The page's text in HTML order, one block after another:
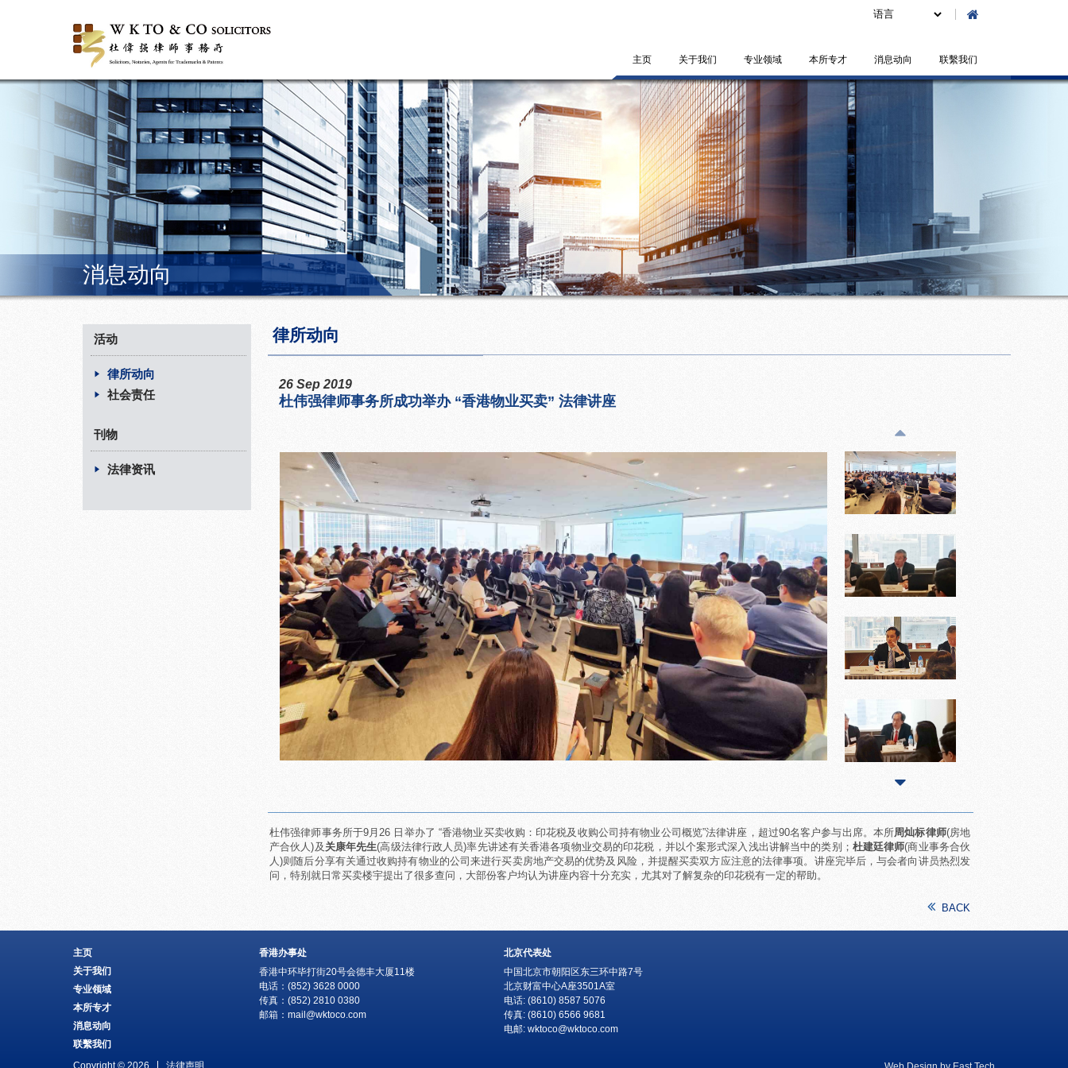
主页 关于我们 专业领域 本所专才 消息动向 联繫我们
消息动向
活动
律所动向
社会责任
刊物
法律资讯
律所动向
26 Sep 2019
杜伟强律师事务所成功举办 “香港物业买卖” 法律讲座
杜伟强律师事务所于9月26 日举办了 “香港物业买卖收购：印花税及收购公司持有物业公司概览”法律讲座，超过90名客户参与出席。本所周灿标律师(房地
产合伙人)及 关康年先生(高级法律行政人员)率先讲述有关香港各项物业交易的印花税，并以个案形式深入浅出讲解当中的类别； 杜建廷律师(商业事务合伙
人)则随后分享有关通过收购持有物业的公司来进行买卖房地产交易的优势及风险，并提醒买卖双方应注意的法律事项。讲座完毕后，与会者向讲员热烈发
问，特别就日常买卖楼宇提出了很多查问，大部份客户均认为讲座内容十分充实，尤其对了解复杂的印花税有一定的帮助。
BACK
主页
关于我们
专业领域
本所专才
消息动向
联繫我们
香港办事处
香港中环毕打街20号会德丰大厦11楼
电话：(852) 3628 0000
传真：(852) 2810 0380
邮箱： mail@wktoco.com
北京代表处
中国北京市朝阳区东三环中路7号
北京财富中心A座3501A室
电话: (8610) 8587 5076
传真: (8610) 6566 9681
电邮: wktoco@wktoco.com
Copyright © 2026 法律声明